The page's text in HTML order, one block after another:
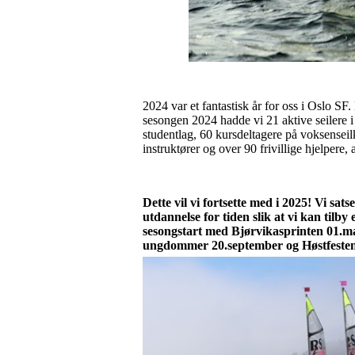
2024 var et fantastisk år for oss i Oslo
sesongen 2024 hadde vi 21 aktive
studentlag, 60 kursdeltagere på
instruktører og over 90 frivillige hjelpere,
Dette vil vi fortsette med i 2025! Vi
utdannelse for tiden slik at vi kan tilby
sesongstart med Bjørvikasprinten
ungdommer 20.september og